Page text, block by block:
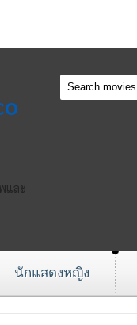
และ
นักแสดงหญิง